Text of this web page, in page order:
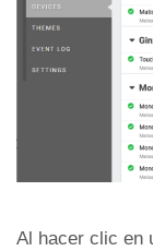
Al hacer clic en